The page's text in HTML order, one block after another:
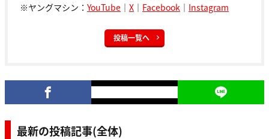
※ヤングマシン： YouTube ｜ X ｜ Facebook ｜ Instagram
投稿一覧へ
最新の投稿記事(全体)